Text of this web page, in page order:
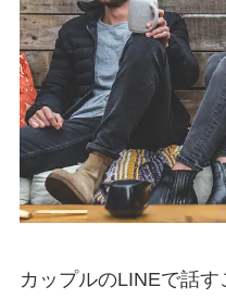
カップルのLINEで話